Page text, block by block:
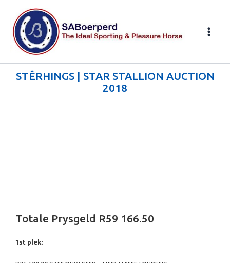
content
STÊRHINGS | STAR STALLION AUCTION
2018
Totale Prysgeld R59 166.50
1st plek: